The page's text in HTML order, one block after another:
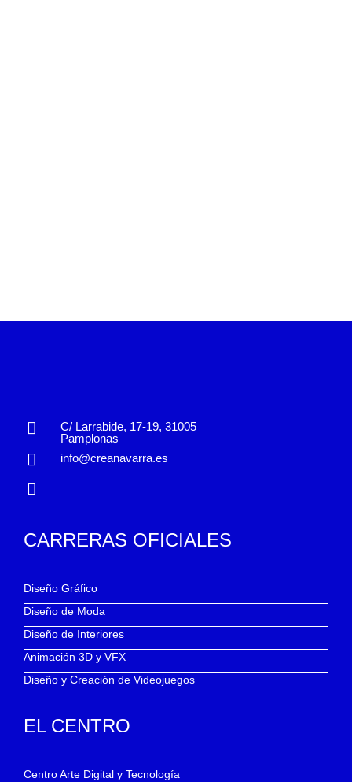
C/ Larrabide, 17-19, 31005
Pamplonas
info@creanavarra.es
CARRERAS OFICIALES
Diseño Gráfico
Diseño de Moda
Diseño de Interiores
Animación 3D y VFX
Diseño y Creación de Videojuegos
EL CENTRO
Centro Arte Digital y Tecnología